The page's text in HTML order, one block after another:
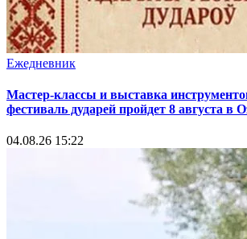
Ежедневник
Мастер-классы и выставка
фестиваль дударей пройдет 8 августа в
04.08.26 15:22